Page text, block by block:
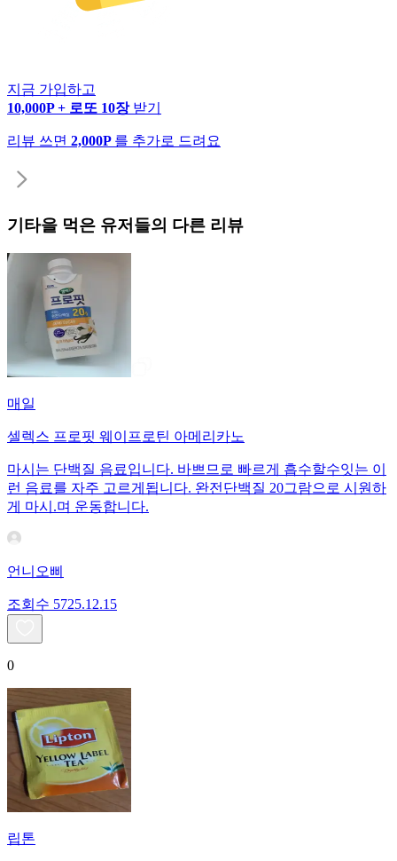
지금 가입하고
10,000P + 로또 10장 받기
리뷰 쓰면 2,000P 를 추가로 드려요
기타을 먹은 유저들의 다른 리뷰
매일
셀렉스 프로핏 웨이프로틴 아메리카노
마시는 단백질 음료입니다. 바쁘므로 빠르게 흡수할수잇는 이
런 음료를 자주 고르게됩니다. 완전단백질 20그람으로 시원하
게 마시.며 운동합니다.
언니오삐
조회수 5725.12.15
0
립톤